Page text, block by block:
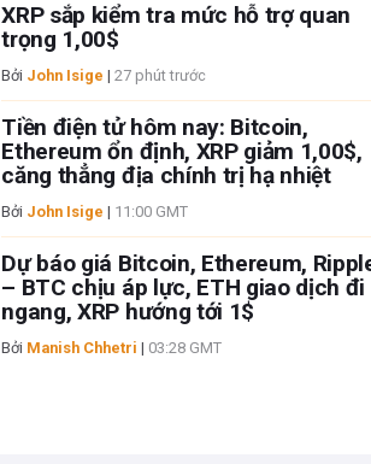
XRP sắp kiểm tra mức hỗ trợ quan
trọng 1,00$
Bởi John Isige |27 phút trước
Tiền điện tử hôm nay: Bitcoin,
Ethereum ổn định, XRP giảm 1,00$,
căng thẳng địa chính trị hạ nhiệt
Bởi John Isige | 11:00 GMT
Dự báo giá Bitcoin, Ethereum,
– BTC chịu áp lực, ETH giao dịch đi
ngang, XRP hướng tới 1$
Bởi Manish Chhetri | 03:28 GMT